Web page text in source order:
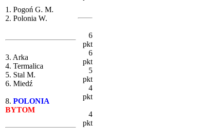
1. Pogoń G. M.
2. Polonia W.
3. Arka
4. Termalica
5. Stal M.
6. Miedź
8. POLONIA
BYTOM
6
pkt
6
pkt
5
pkt
4
pkt
4
pkt